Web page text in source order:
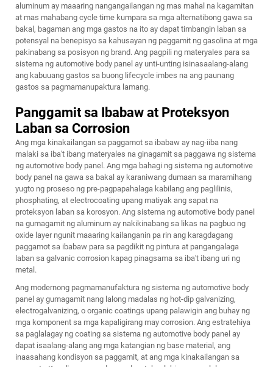
aluminum ay maaaring nangangailangan ng mas mahal na kagamitan
at mas mahabang cycle time kumpara sa mga alternatibong gawa sa
bakal, bagaman ang mga gastos na ito ay dapat timbangin laban sa
potensyal na benepisyo sa kahusayan ng paggamit ng gasolina at mga
pakinabang sa posisyon ng brand. Ang pagpili ng materyales para sa
sistema ng automotive body panel ay unti-unting isinasaalang-alang
ang kabuuang gastos sa buong lifecycle imbes na ang paunang
gastos sa pagmamanupaktura lamang.
Panggamit sa Ibabaw at Proteksyon
Laban sa Corrosion
Ang mga kinakailangan sa paggamot sa ibabaw ay nag-iiba nang
malaki sa iba't ibang materyales na ginagamit sa paggawa ng sistema
ng automotive body panel. Ang mga bahagi ng sistema ng automotive
body panel na gawa sa bakal ay karaniwang dumaan sa maramihang
yugto ng proseso ng pre-pagpapahalaga kabilang ang paglilinis,
phosphating, at electrocoating upang matiyak ang sapat na
proteksyon laban sa korosyon. Ang sistema ng automotive body panel
na gumagamit ng aluminum ay nakikinabang sa likas na pagbuo ng
oxide layer ngunit maaaring kailanganin pa rin ang karagdagang
paggamot sa ibabaw para sa pagdikit ng pintura at pangangalaga
laban sa galvanic corrosion kapag pinagsama sa iba't ibang uri ng
metal.
Ang modernong pagmamanufaktura ng sistema ng automotive body
panel ay gumagamit nang lalong madalas ng hot-dip galvanizing,
electrogalvanizing, o organic coatings upang palawigin ang buhay ng
mga komponent sa mga kapaligirang may corrosion. Ang estratehiya
sa paglalagay ng coating sa sistema ng automotive body panel ay
dapat isaalang-alang ang mga katangian ng base material, ang
inaasahang kondisyon sa paggamit, at ang mga kinakailangan sa